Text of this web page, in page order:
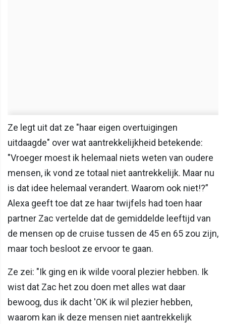
Ze legt uit dat ze "haar eigen overtuigingen
uitdaagde" over wat aantrekkelijkheid betekende:
"Vroeger moest ik helemaal niets weten van oudere
mensen, ik vond ze totaal niet aantrekkelijk. Maar nu
is dat idee helemaal verandert. Waarom ook niet!?”
Alexa geeft toe dat ze haar twijfels had toen haar
partner Zac vertelde dat de gemiddelde leeftijd van
de mensen op de cruise tussen de 45 en 65 zou zijn,
maar toch besloot ze ervoor te gaan.
Ze zei: "Ik ging en ik wilde vooral plezier hebben. Ik
wist dat Zac het zou doen met alles wat daar
bewoog, dus ik dacht 'OK ik wil plezier hebben,
waarom kan ik deze mensen niet aantrekkelijk